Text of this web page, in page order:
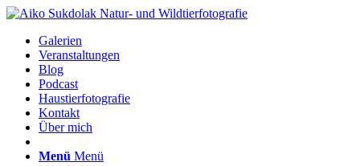
Galerien
Veranstaltungen
Blog
Podcast
Haustierfotografie
Kontakt
Über mich
Menü Menü